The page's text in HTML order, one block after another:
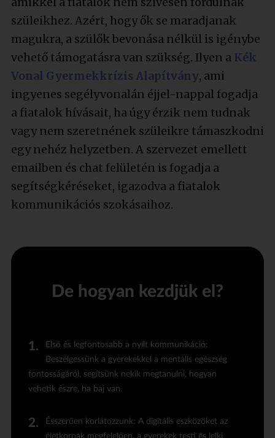
szüleikhez. Azért, hogy ők se maradjanak
magukra, a szülők bevonása nélkül is igénybe
vehető támogatásra van szükség. Ilyen a Kék
Vonal Gyermekkrízis Alapítvány, ami
ingyenes segélyvonalán éjjel-nappal fogadja
a fiatalok hívásait, ha úgy érzik nem tudnak
vagy nem szeretnének szüleikre támaszkodni
egy nehéz helyzetben. A szervezet emellett
emailben és chat felületén is fogadja a
segítségkéréseket, igazodva a fiatalok
kommunikációs szokásaihoz.
De hogyan kezdjük el?
Első és legfontosabb a nyílt kommunikáció:
Beszélgessünk a gyerekekkel a mentális egészség
fontosságáról, segítsünk nekik megtanulni, hogyan
vehetik észre, ha baj van.
Ésszerűen korlátozzunk: A digitális eszközöket az
életkornak megfelelően, a gyerekek testi és lelki